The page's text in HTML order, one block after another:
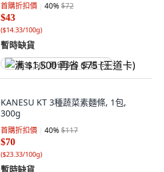
首購折扣價 40%$72
$43
($14.33/100g)
暫時缺貨
满 $1,500 再省 $75 (王道卡)
KANESU KT 3種蔬菜素麵條, 1包,
300g
首購折扣價 40%$117
$70
($23.33/100g)
暫時缺貨